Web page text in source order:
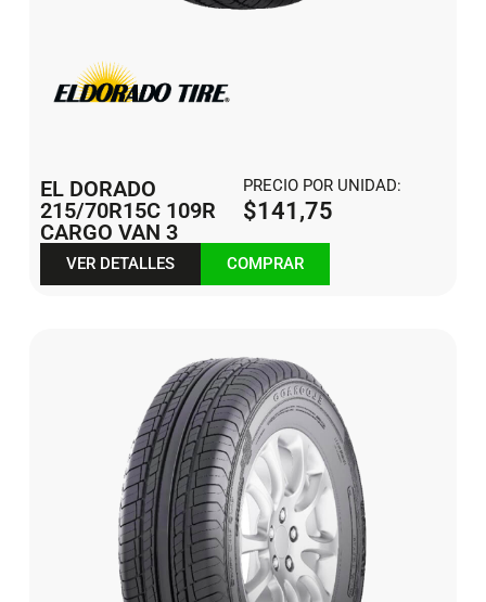
EL DORADO
215/70R15C 109R
CARGO VAN 3
PRECIO POR UNIDAD:
$141,75
VER DETALLES COMPRAR